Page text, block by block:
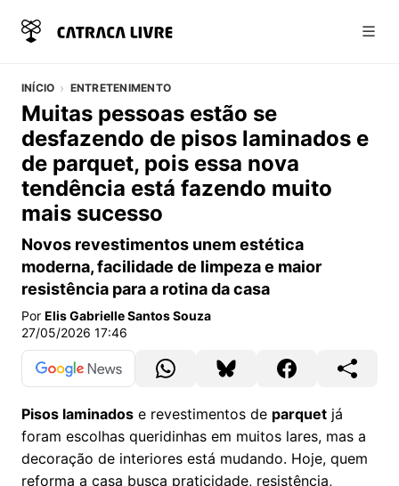
INÍCIO ENTRETENIMENTO
Muitas pessoas estão se
desfazendo de pisos laminados e
de parquet, pois essa nova
tendência está fazendo muito
mais sucesso
Novos revestimentos unem estética
moderna, facilidade de limpeza e maior
resistência para a rotina da casa
Por Elis Gabrielle Santos Souza
27/05/2026 17:46
Pisos laminados e revestimentos de parquet já
foram escolhas queridinhas em muitos lares, mas a
decoração de interiores está mudando. Hoje, quem
reforma a casa busca praticidade, resistência,